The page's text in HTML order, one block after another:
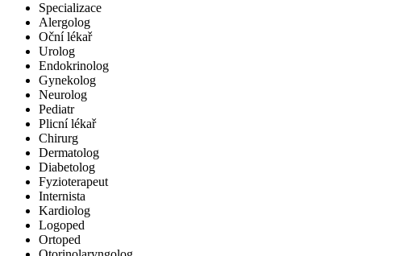
Specializace
Alergolog
Oční lékař
Urolog
Endokrinolog
Gynekolog
Neurolog
Pediatr
Plicní lékař
Chirurg
Dermatolog
Diabetolog
Fyzioterapeut
Internista
Kardiolog
Logoped
Ortoped